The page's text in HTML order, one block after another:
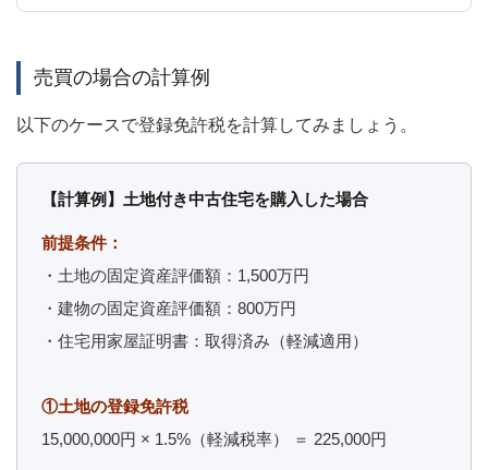
売買の場合の計算例
以下のケースで登録免許税を計算してみましょう。
【計算例】土地付き中古住宅を購入した場合
前提条件：
・土地の固定資産評価額：1,500万円
・建物の固定資産評価額：800万円
・住宅用家屋証明書：取得済み（軽減適用）
①土地の登録免許税
15,000,000円 × 1.5%（軽減税率） ＝ 225,000円